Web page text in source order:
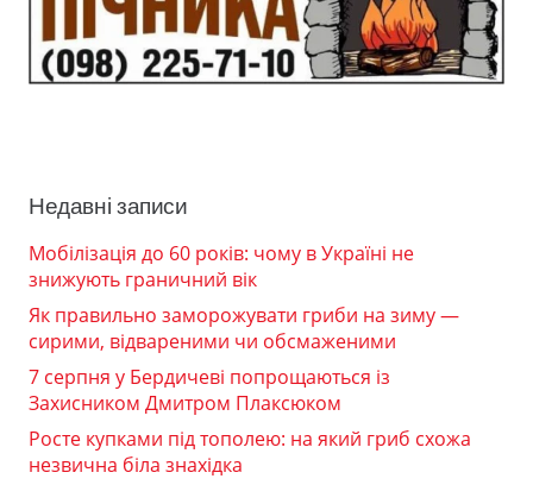
Недавні записи
Мобілізація до 60 років: чому в Україні не
знижують граничний вік
Як правильно заморожувати гриби на зиму —
сирими, відвареними чи обсмаженими
7 серпня у Бердичеві попрощаються із
Захисником Дмитром Плаксюком
Росте купками під тополею: на який гриб схожа
незвична біла знахідка